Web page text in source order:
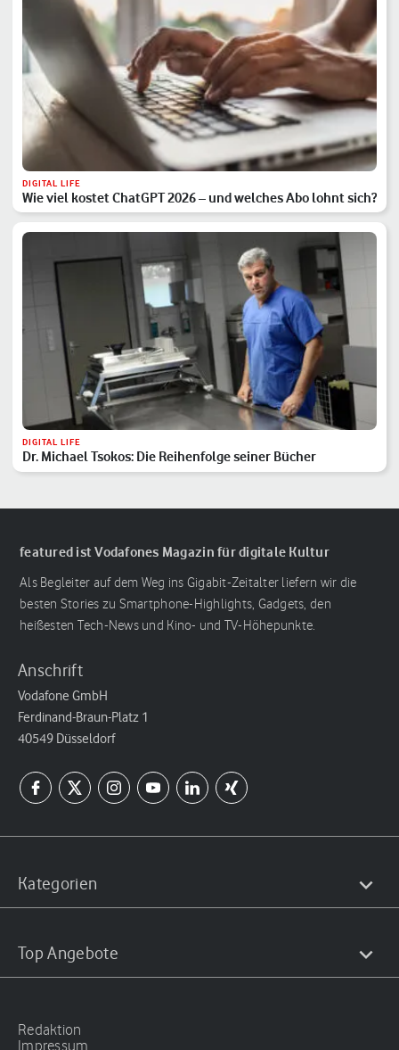
DIGITAL LIFE
Wie viel kostet ChatGPT 2026 – und welches Abo lohnt sich?
DIGITAL LIFE
Dr. Michael Tsokos: Die Reihenfolge seiner Bücher
featured ist Vodafones Magazin für digitale Kultur
Als Begleiter auf dem Weg ins Gigabit-Zeitalter liefern wir die
besten Stories zu Smartphone-Highlights, Gadgets, den
heißesten Tech-News und Kino- und TV-Höhepunkte.
Anschrift
Vodafone GmbH
Ferdinand-Braun-Platz 1
40549 Düsseldorf
Kategorien
Top Angebote
Redaktion
Impressum